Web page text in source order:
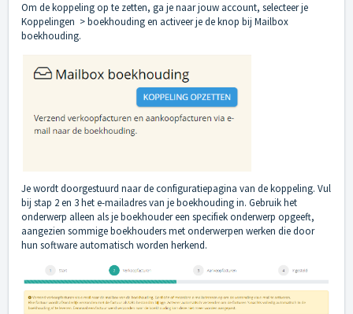
Om de koppeling op te zetten, ga je naar jouw account, selecteer je
Koppelingen > boekhouding en activeer je de knop bij Mailbox
boekhouding.
Je wordt doorgestuurd naar de configuratiepagina van de koppeling. Vul
bij stap 2 en 3 het e-mailadres van je boekhouding in. Gebruik het
onderwerp alleen als je boekhouder een specifiek onderwerp opgeeft,
aangezien sommige boekhouders met onderwerpen werken die door
hun software automatisch worden herkend.